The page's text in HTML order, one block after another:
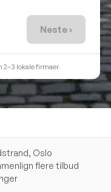
Neste ›
lokale firmaer.
Oslo
flere tilbud